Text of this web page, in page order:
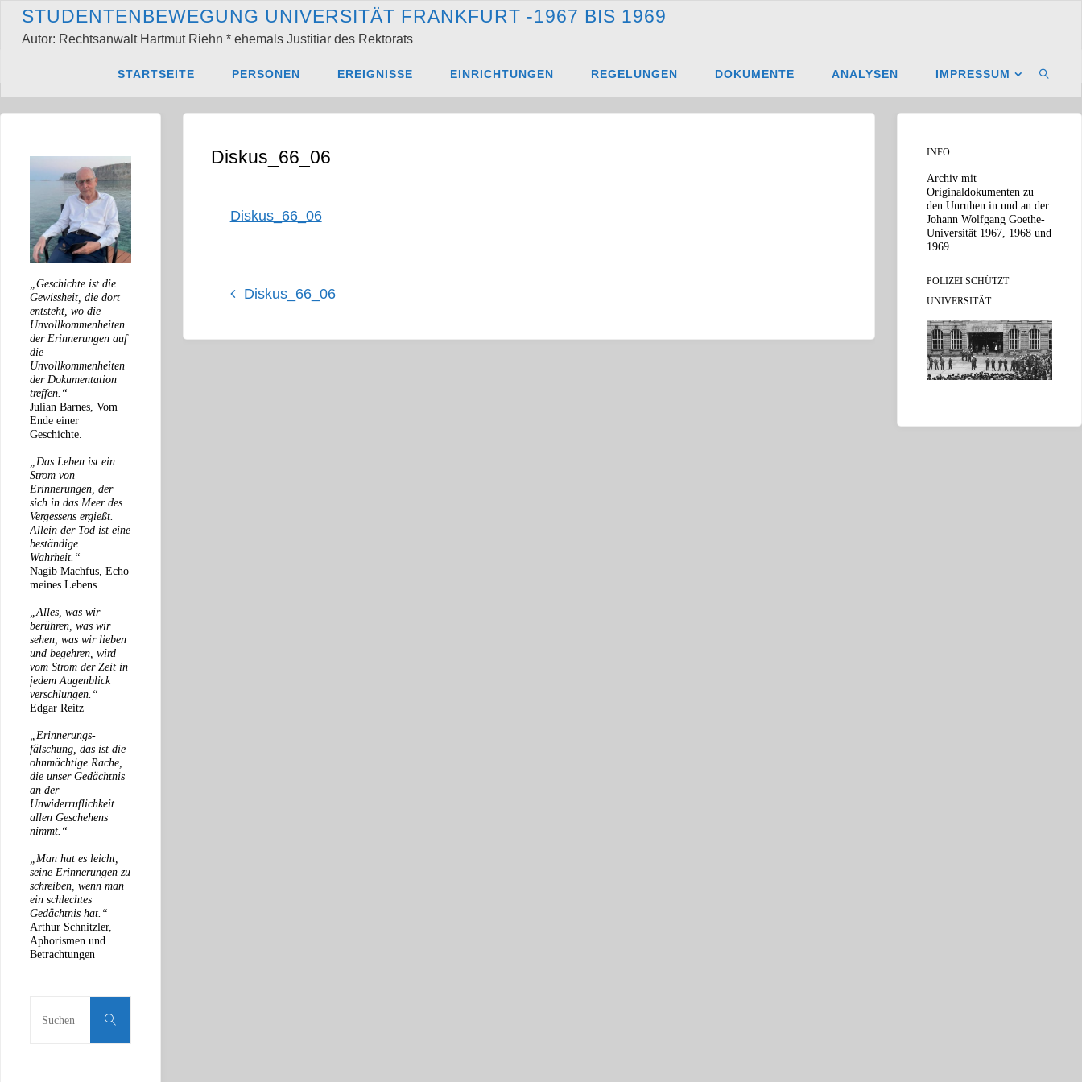
Zum
Inhalt
springen
STUDENTENBEWEGUNG UNIVERSITÄT FRANKFURT -1967 BIS 1969
Autor: Rechtsanwalt Hartmut Riehn * ehemals Justitiar des Rektorats
STARTSEITE PERSONEN EREIGNISSE EINRICHTUNGEN REGELUNGEN DOKUMENTE ANALYSEN IMPRESSUM
Diskus_66_06
Diskus_66_06
Diskus_66_06
„Geschichte ist die
Gewissheit, die dort
entsteht, wo die
Unvollkommenheiten
der Erinnerungen auf
die
Unvollkommenheiten
der Dokumentation
treffen.“
Julian Barnes, Vom
Ende einer
Geschichte.
„Das Leben ist ein
Strom von
Erinnerungen, der
sich in das Meer des
Vergessens ergießt.
Allein der Tod ist eine
beständige
Wahrheit.“
Nagib Machfus, Echo
meines Lebens.
„Alles, was wir
berühren, was wir
sehen, was wir lieben
und begehren, wird
vom Strom der Zeit in
jedem Augenblick
verschlungen.“
Edgar Reitz
„Erinnerungs-
fälschung, das ist die
ohnmächtige Rache,
die unser Gedächtnis
an der
Unwiderruflichkeit
allen Geschehens
nimmt.“
„Man hat es leicht,
seine Erinnerungen zu
schreiben, wenn man
ein schlechtes
Gedächtnis hat.“
Arthur Schnitzler,
Aphorismen und
Betrachtungen
Suchen
INFO
Archiv mit
Originaldokumenten zu
den Unruhen in und an der
Johann Wolfgang Goethe-
Universität 1967, 1968 und
1969.
POLIZEI SCHÜTZT
UNIVERSITÄT